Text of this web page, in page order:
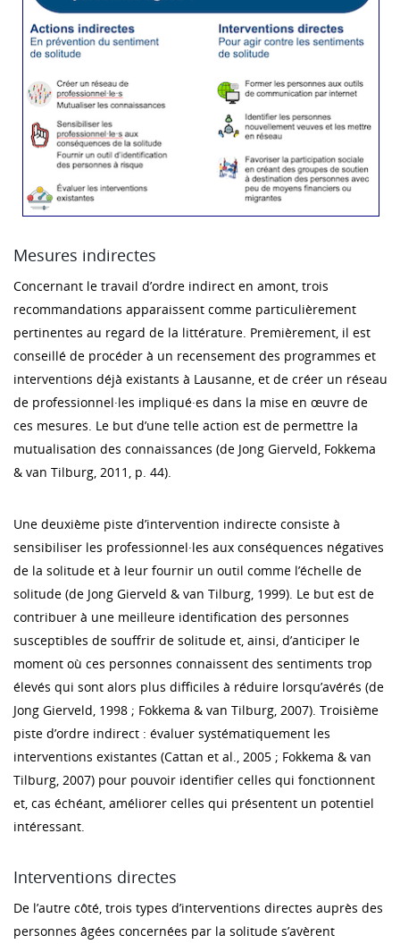
Mesures indirectes
Concernant le travail d’ordre indirect en amont, trois
recommandations apparaissent comme particulièrement
pertinentes au regard de la littérature. Premièrement, il est
conseillé de procéder à un recensement des programmes et
interventions déjà existants à Lausanne, et de créer un réseau
de professionnel·les impliqué·es dans la mise en œuvre de
ces mesures. Le but d’une telle action est de permettre la
mutualisation des connaissances (de Jong Gierveld, Fokkema
& van Tilburg, 2011, p. 44).
Une deuxième piste d’intervention indirecte consiste à
sensibiliser les professionnel·les aux conséquences négatives
de la solitude et à leur fournir un outil comme l’échelle de
solitude (de Jong Gierveld & van Tilburg, 1999). Le but est de
contribuer à une meilleure identification des personnes
susceptibles de souffrir de solitude et, ainsi, d’anticiper le
moment où ces personnes connaissent des sentiments trop
élevés qui sont alors plus difficiles à réduire lorsqu’avérés (de
Jong Gierveld, 1998 ; Fokkema & van Tilburg, 2007). Troisième
piste d’ordre indirect : évaluer systématiquement les
interventions existantes (Cattan et al., 2005 ; Fokkema & van
Tilburg, 2007) pour pouvoir identifier celles qui fonctionnent
et, cas échéant, améliorer celles qui présentent un potentiel
intéressant.
Interventions directes
De l’autre côté, trois types d’interventions directes auprès des
personnes âgées concernées par la solitude s’avèrent